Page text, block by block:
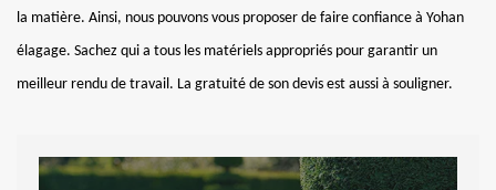
la matière. Ainsi, nous pouvons vous proposer de faire confiance à Yohan
élagage. Sachez qui a tous les matériels appropriés pour garantir un
meilleur rendu de travail. La gratuité de son devis est aussi à souligner.